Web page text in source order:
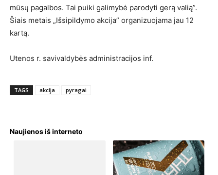
mūsų pagalbos. Tai puiki galimybė parodyti gerą valią”.
Šiais metais „Išsipildymo akcija” organizuojama jau 12
kartą.
Utenos r. savivaldybės administracijos inf.
TAGS akcija pyragai
Naujienos iš interneto